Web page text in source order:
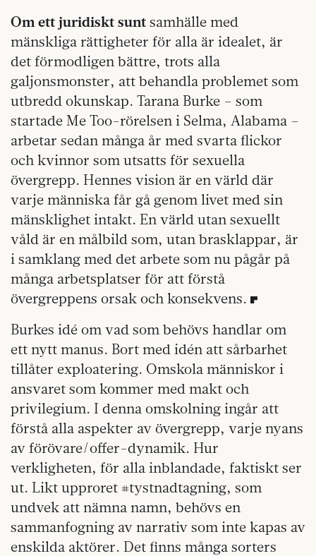
Om ett juridiskt sunt samhälle med
mänskliga rättigheter för alla är idealet, är
det förmodligen bättre, trots alla
galjonsmonster, att behandla problemet som
utbredd okunskap. Tarana Burke – som
startade Me Too-rörelsen i Selma, Alabama –
arbetar sedan många år med svarta flickor
och kvinnor som utsatts för sexuella
övergrepp. Hennes vision är en värld där
varje människa får gå genom livet med sin
mänsklighet intakt. En värld utan sexuellt
våld är en målbild som, utan brasklappar, är
i samklang med det arbete som nu pågår på
många arbetsplatser för att förstå
övergreppens orsak och konsekvens.
Burkes idé om vad som behövs handlar om
ett nytt manus. Bort med idén att sårbarhet
tillåter exploatering. Omskola människor i
ansvaret som kommer med makt och
privilegium. I denna omskolning ingår att
förstå alla aspekter av övergrepp, varje nyans
av förövare/offer-dynamik. Hur
verkligheten, för alla inblandade, faktiskt ser
ut. Likt upproret #tystnadtagning, som
undvek att nämna namn, behövs en
sammanfogning av narrativ som inte kapas av
enskilda aktörer. Det finns många sorters